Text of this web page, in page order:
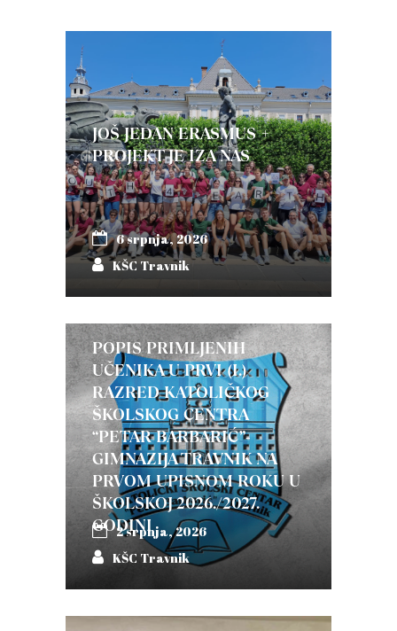
JOŠ JEDAN ERASMUS +
PROJEKT JE IZA NAS
6 srpnja, 2026
KŠC Travnik
POPIS PRIMLJENIH
UČENIKA U PRVI (I.)
RAZRED KATOLIČKOG
ŠKOLSKOG CENTRA
“PETAR BARBARIĆ”-
GIMNAZIJA TRAVNIK NA
PRVOM UPISNOM ROKU U
ŠKOLSKOJ 2026./2027.
GODINI
2 srpnja, 2026
KŠC Travnik